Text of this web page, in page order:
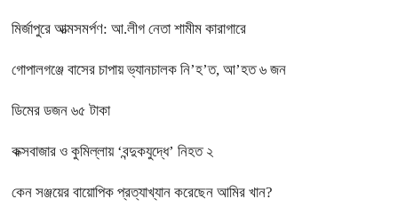
মির্জাপুরে আত্মসমর্পণ: আ.লীগ নেতা শামীম কারাগারে
গোপালগঞ্জে বাসের চাপায় ভ্যানচালক নি’হ’ত, আ’হত ৬ জন
ডিমের ডজন ৬৫ টাকা
কক্সবাজার ও কুমিল্লায় ‘বন্দুকযুদ্ধে’ নিহত ২
কেন সঞ্জয়ের বায়োপিক প্রত্যাখ্যান করেছেন আমির খান?